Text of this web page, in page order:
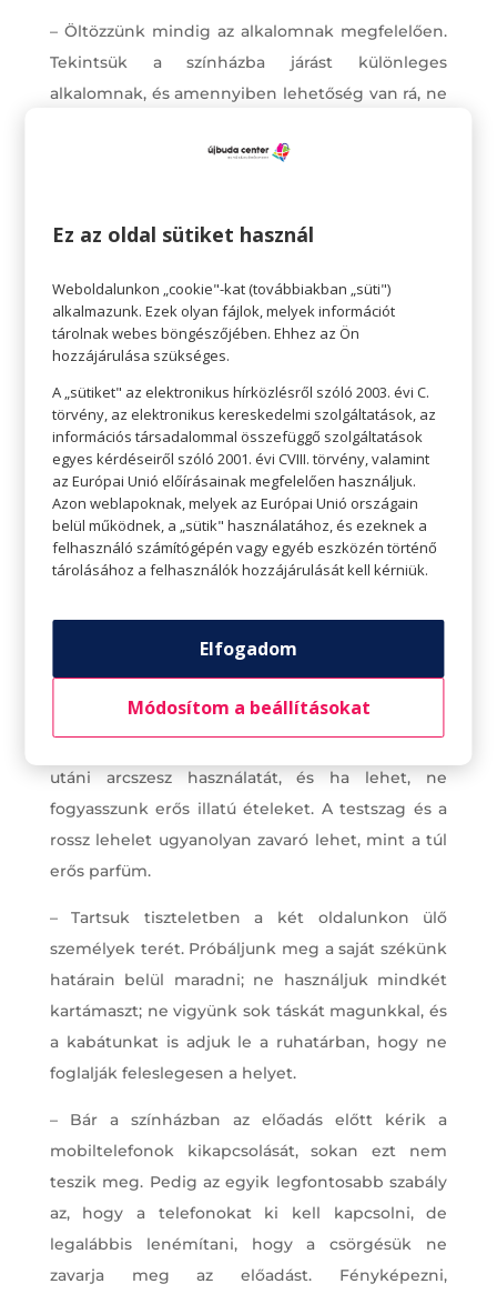
– Öltözzünk mindig az alkalomnak megfelelően.
Tekintsük a színházba járást különleges
alkalomnak, és amennyiben lehetőség van rá, ne
Természetesen nem kötelező az estélyi viselet
legalább negyed órával. Tiszteletről tesz
tanúbizonyságot a színpadon lévő színészek és a
színházlátogató társak iránt, ha nem késünk el.
– A mellékhelyiségbe még az előadás előtt, vagy
a szünetben illik kimenni. Ha az előadás alatt
mászkálunk az nem csak azokat zavarja, akikkel
egy sorban ülünk, de a színészeket is.
– Előadás alatt nem tanácsos zörögni, beszélni,
nincs evés, mint a moziban. A mozihoz
előadáson ezeknek nincs helye. Nem szükséges
és a jelenlévő emberek viselkedését sem.
utáni arcszesz használatát, és ha lehet, ne
fogyasszunk erős illatú ételeket. A testszag és a
rossz lehelet ugyanolyan zavaró lehet, mint a túl
erős parfüm.
– Tartsuk tiszteletben a két oldalunkon ülő
személyek terét. Próbáljunk meg a saját székünk
határain belül maradni; ne használjuk mindkét
kartámaszt; ne vigyünk sok táskát magunkkal, és
a kabátunkat is adjuk le a ruhatárban, hogy ne
foglalják feleslegesen a helyet.
– Bár a színházban az előadás előtt kérik a
mobiltelefonok kikapcsolását, sokan ezt nem
teszik meg. Pedig az egyik legfontosabb szabály
az, hogy a telefonokat ki kell kapcsolni, de
legalábbis lenémítani, hogy a csörgésük ne
zavarja meg az előadást. Fényképezni,
Ez az oldal sütiket használ
Weboldalunkon „cookie"-kat (továbbiakban „süti")
alkalmazunk. Ezek olyan fájlok, melyek információt
tárolnak webes böngészőjében. Ehhez az Ön
hozzájárulása szükséges.
A „sütiket" az elektronikus hírközlésről szóló 2003. évi C.
törvény, az elektronikus kereskedelmi szolgáltatások, az
információs társadalommal összefüggő szolgáltatások
egyes kérdéseiről szóló 2001. évi CVIII. törvény, valamint
az Európai Unió előírásainak megfelelően használjuk.
Azon weblapoknak, melyek az Európai Unió országain
belül működnek, a „sütik" használatához, és ezeknek a
felhasználó számítógépén vagy egyéb eszközén történő
tárolásához a felhasználók hozzájárulását kell kérniük.
Elfogadom
Módosítom a beállításokat